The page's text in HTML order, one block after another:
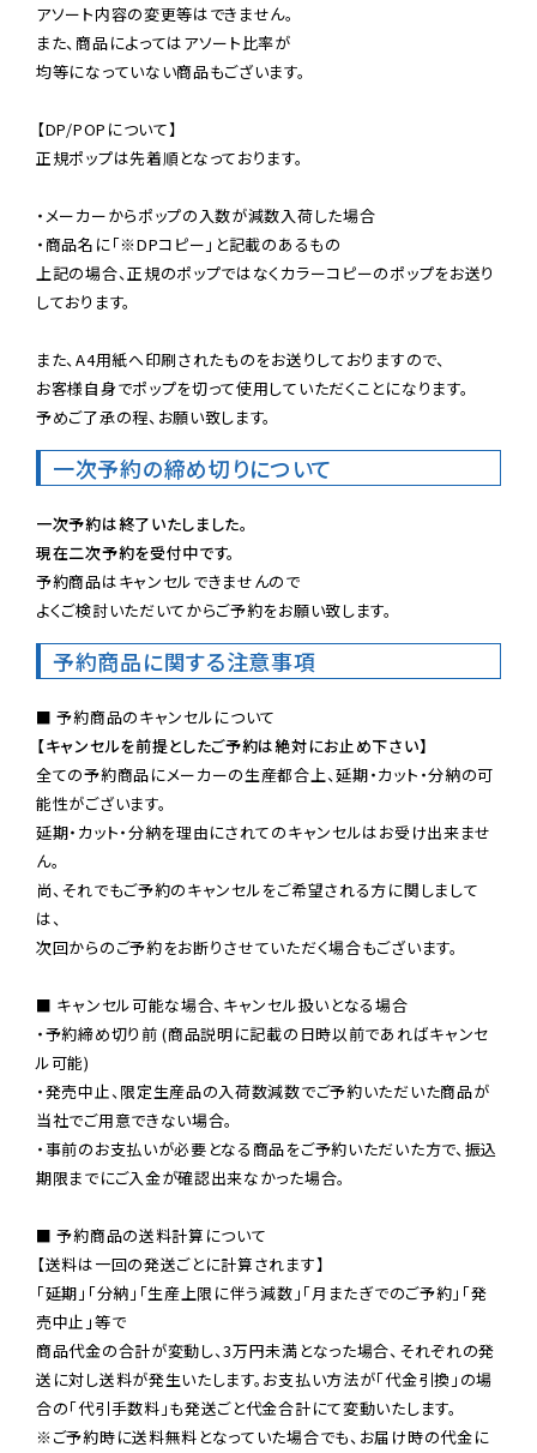
アソート内容の変更等はできません。
また、商品によってはアソート比率が
均等になっていない商品もございます。
【DP/POPについて】
正規ポップは先着順となっております。
・メーカーからポップの入数が減数入荷した場合
・商品名に「※DPコピー」と記載のあるもの
上記の場合、正規のポップではなくカラーコピーのポップをお送り
しております。
また、A4用紙へ印刷されたものをお送りしておりますので、
お客様自身でポップを切って使用していただくことになります。
予めご了承の程、お願い致します。
一次予約の締め切りについて
一次予約は終了いたしました。
現在二次予約を受付中です。
予約商品はキャンセルできませんので
よくご検討いただいてからご予約をお願い致します。
予約商品に関する注意事項
【キャンセルを前提としたご予約は絶対にお止め下さい】
全ての予約商品にメーカーの生産都合上、延期・カット・分納の可
能性がございます。
延期・カット・分納を理由にされてのキャンセルはお受け出来ませ
ん。
尚、それでもご予約のキャンセルをご希望される方に関しまして
は、
次回からのご予約をお断りさせていただく場合もございます。
■ キャンセル可能な場合、キャンセル扱いとなる場合
・予約締め切り前 (商品説明に記載の日時以前であればキャンセ
ル可能)
・発売中止、限定生産品の入荷数減数でご予約いただいた商品が
当社でご用意できない場合。
・事前のお支払いが必要となる商品をご予約いただいた方で、振込
期限までにご入金が確認出来なかった場合。
■ 予約商品の送料計算について
【送料は一回の発送ごとに計算されます】
「延期」「分納」「生産上限に伴う減数」「月またぎでのご予約」「発
売中止」等で
商品代金の合計が変動し、3万円未満となった場合、それぞれの発
送に対し送料が発生いたします。お支払い方法が「代金引換」の場
※ご予約時に送料無料となっていた場合でも、お届け時の代金に